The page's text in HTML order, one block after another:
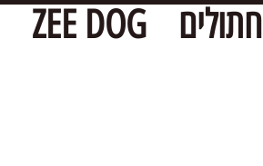
חתולים ZEE DOG